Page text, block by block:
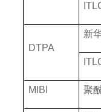
DTPA
新
MIBI 聚